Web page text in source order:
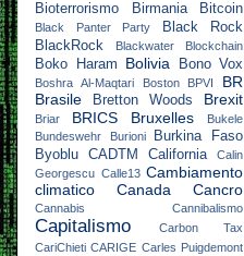
Bioterrorismo
Birmania Bitcoin
Black Panter Party
Black Rock
BlackRock
Blackwater Blockchain
Boko Haram Bolivia Bono Vox
Boshra Al-Maqtari Boston BPVI
BR
Brasile
Bretton Woods Brexit
Briar BRICS Bruxelles
Bukele
Bundeswehr
Burioni
Burkina Faso
Byoblu
CADTM California
Calin
Georgescu Calle13 Cambiamento
climatico
Canada Cancro
Cannabis Cannibalismo
Capitalismo
Carbon Tax
CariChieti CARIGE Carles Puigdemont